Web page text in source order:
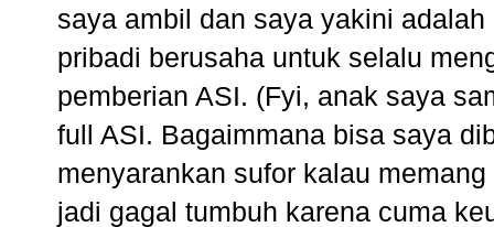
saya ambil dan saya yakini
pribadi berusaha untuk selalu
pemberian ASI. (Fyi, anak saya
full ASI. Bagaimmana bisa saya
menyarankan sufor kalau
jadi gagal tumbuh karena cuma